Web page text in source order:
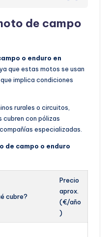
de campo
o enduro en
que estas motos se usan
implica condiciones
rurales o circuitos,
cubren con pólizas
especializadas.
de campo o enduro
cubre?
Precio
aprox.
(€/año
)